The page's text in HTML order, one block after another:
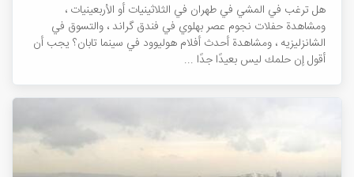
هل ترغب في المشي في طهران في الثلاثينيات أو الأربعينيات ،
ومشاهدة حفلات نجوم عصر بهلوي في فندق گراند ، والتسوق في
الشانزليزيه ، ومشاهدة أحدث أفلام هوليوود في سينما تابان؟ يجب أن
أقول إن حلمك ليس بعيدًا جدًا ...